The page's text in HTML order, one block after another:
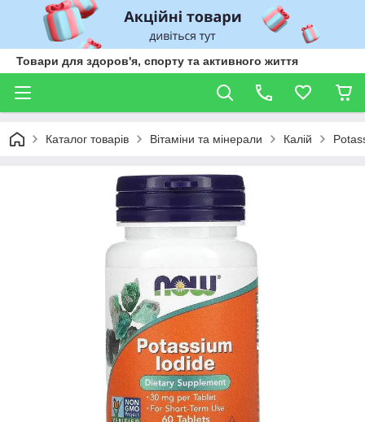
Товари для здоров'я, спорту та активного життя
Каталог товарів Вітаміни та мінерали Калій